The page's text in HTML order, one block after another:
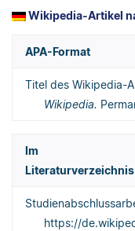
Wikipedia-Artikel
APA-Format
Titel des Wikipedia-
Wikipedia.
Im
Literaturverzeichnis
https://